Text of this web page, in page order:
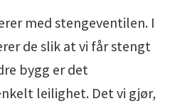
med stengeventilen. I
de slik at vi får stengt
bygg er det
leilighet. Det vi gjør,